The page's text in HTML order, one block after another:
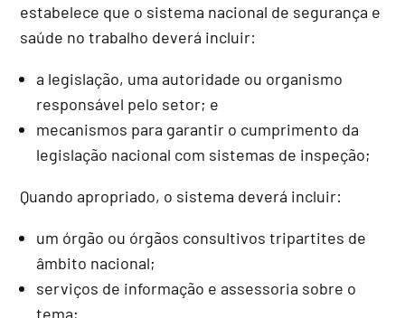
estabelece que o sistema nacional de segurança e
saúde no trabalho deverá incluir:
a legislação, uma autoridade ou organismo
responsável pelo setor; e
mecanismos para garantir o cumprimento da
legislação nacional com sistemas de inspeção;
Quando apropriado, o sistema deverá incluir:
um órgão ou órgãos consultivos tripartites de
âmbito nacional;
serviços de informação e assessoria sobre o
tema;